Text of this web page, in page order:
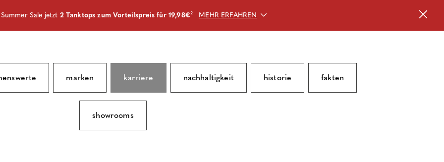
Sale jetzt 2 Tanktops zum Vorteilspreis für 19,98€² MEHR ERFAHREN
marken karriere nachhaltigkeit historie fakten
showrooms